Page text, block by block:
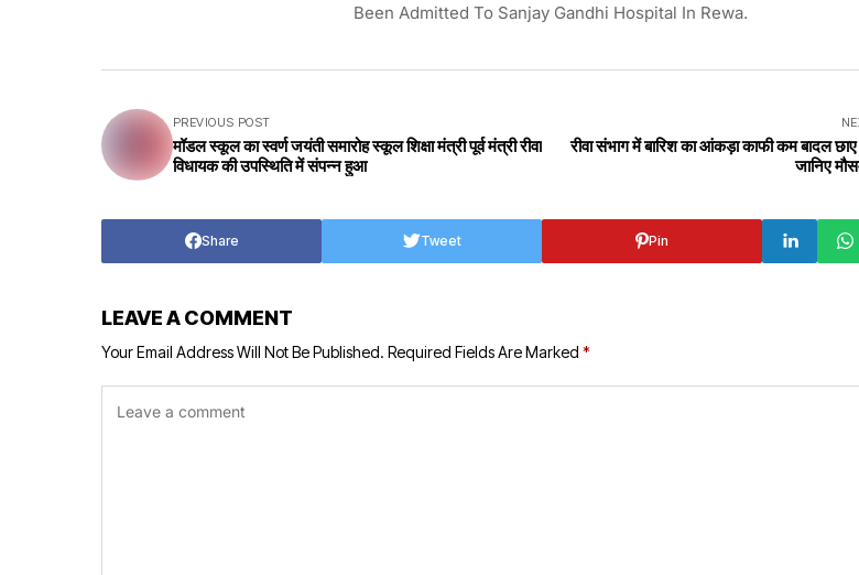
Been Admitted To Sanjay Gandhi Hospital In Rewa.
PREVIOUS POST
मॉडल स्कूल का स्वर्ण जयंती समारोह स्कूल शिक्षा मंत्री पूर्व मंत्री रीवा
विधायक की उपस्थिति में संपन्न हुआ
रीवा संभाग में बारिश का आंकड़ा काफी कम बादल
जानिए
Share Tweet Pin
LEAVE A COMMENT
Your Email Address Will Not Be Published. Required Fields Are Marked *